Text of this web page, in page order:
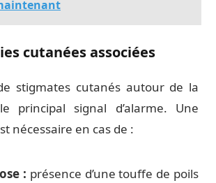
cutanées associées
stigmates cutanés autour de la
principal signal d’alarme. Une
nécessaire en cas de :
: présence d’une touffe de poils